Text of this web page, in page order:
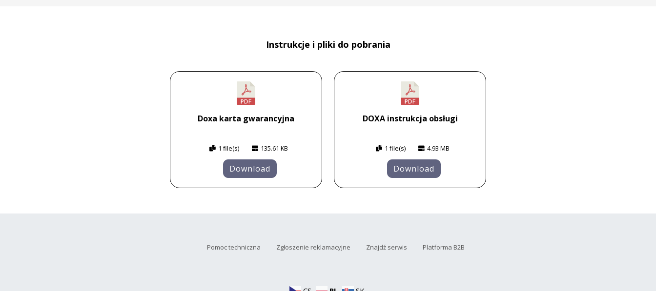
Instrukcje i pliki do pobrania
Doxa karta gwarancyjna
1 file(s) 135.61 KB
Download
DOXA instrukcja obsługi
1 file(s) 4.93 MB
Download
Pomoc techniczna Zgłoszenie reklamacyjne Znajdź serwis Platforma B2B